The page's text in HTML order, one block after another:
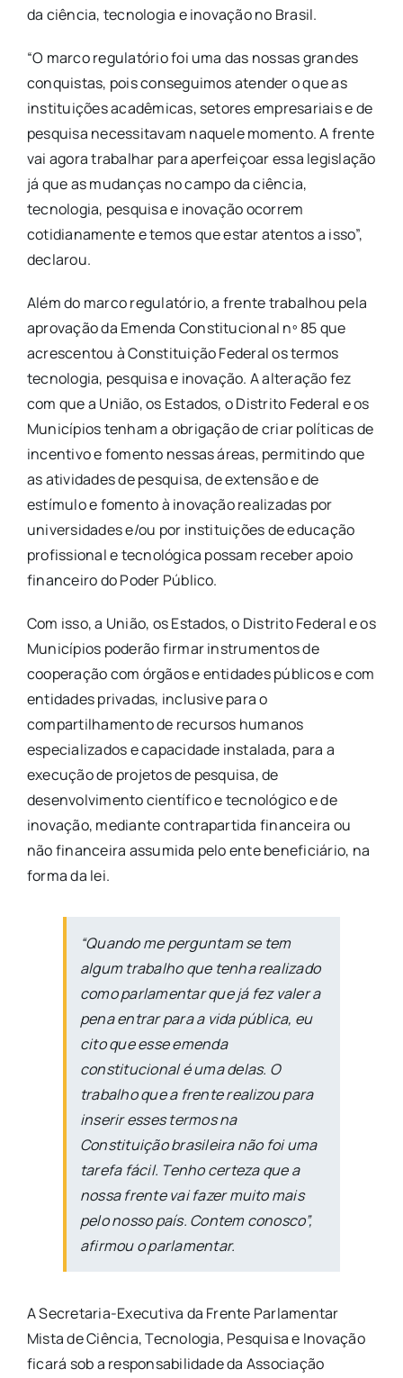
da ciência, tecnologia e inovação no Brasil.
“O marco regulatório foi uma das nossas grandes
conquistas, pois conseguimos atender o que as
instituições acadêmicas, setores empresariais e de
pesquisa necessitavam naquele momento. A frente
vai agora trabalhar para aperfeiçoar essa legislação
já que as mudanças no campo da ciência,
tecnologia, pesquisa e inovação ocorrem
cotidianamente e temos que estar atentos a isso”,
declarou.
Além do marco regulatório, a frente trabalhou pela
aprovação da Emenda Constitucional nº 85 que
acrescentou à Constituição Federal os termos
tecnologia, pesquisa e inovação. A alteração fez
com que a União, os Estados, o Distrito Federal e os
Municípios tenham a obrigação de criar políticas de
incentivo e fomento nessas áreas, permitindo que
as atividades de pesquisa, de extensão e de
estímulo e fomento à inovação realizadas por
universidades e/ou por instituições de educação
profissional e tecnológica possam receber apoio
financeiro do Poder Público.
Com isso, a União, os Estados, o Distrito Federal e os
Municípios poderão firmar instrumentos de
cooperação com órgãos e entidades públicos e com
entidades privadas, inclusive para o
compartilhamento de recursos humanos
especializados e capacidade instalada, para a
execução de projetos de pesquisa, de
desenvolvimento científico e tecnológico e de
inovação, mediante contrapartida financeira ou
não financeira assumida pelo ente beneficiário, na
forma da lei.
“Quando me perguntam se tem
algum trabalho que tenha realizado
como parlamentar que já fez valer a
pena entrar para a vida pública, eu
cito que esse emenda
constitucional é uma delas. O
trabalho que a frente realizou para
inserir esses termos na
Constituição brasileira não foi uma
tarefa fácil. Tenho certeza que a
nossa frente vai fazer muito mais
pelo nosso país. Contem conosco”,
afirmou o parlamentar.
A Secretaria-Executiva da Frente Parlamentar
Mista de Ciência, Tecnologia, Pesquisa e Inovação
ficará sob a responsabilidade da Associação